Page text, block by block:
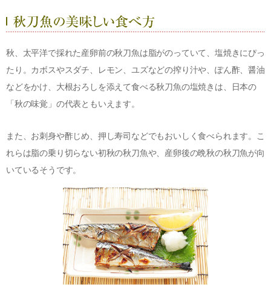
秋、太平洋で採れた産卵前の秋刀魚は脂がのっていて、塩焼きにぴっ
たり。カボスやスダチ、レモン、ユズなどの搾り汁や、ぽん酢、醤油
などをかけ、大根おろしを添えて食べる秋刀魚の塩焼きは、日本の
「秋の味覚」の代表ともいえます。
また、お刺身や酢じめ、押し寿司などでもおいしく食べられます。こ
れらは脂の乗り切らない初秋の秋刀魚や、産卵後の晩秋の秋刀魚が向
いているそうです。